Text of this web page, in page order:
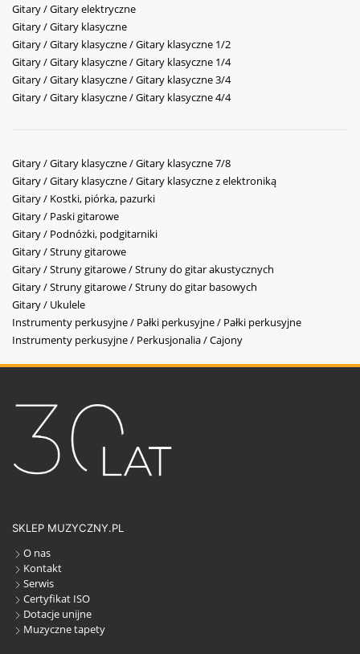
Gitary / Gitary elektryczne
Gitary / Gitary klasyczne
Gitary / Gitary klasyczne / Gitary klasyczne 1/2
Gitary / Gitary klasyczne / Gitary klasyczne 1/4
Gitary / Gitary klasyczne / Gitary klasyczne 3/4
Gitary / Gitary klasyczne / Gitary klasyczne 4/4
Gitary / Gitary klasyczne / Gitary klasyczne 7/8
Gitary / Gitary klasyczne / Gitary klasyczne z elektroniką
Gitary / Kostki, piórka, pazurki
Gitary / Paski gitarowe
Gitary / Podnóżki, podgitarniki
Gitary / Struny gitarowe
Gitary / Struny gitarowe / Struny do gitar akustycznych
Gitary / Struny gitarowe / Struny do gitar basowych
Gitary / Ukulele
Instrumenty perkusyjne / Pałki perkusyjne / Pałki perkusyjne
Instrumenty perkusyjne / Perkusjonalia / Cajony
SKLEP MUZYCZNY.PL
O nas
Kontakt
Serwis
Certyfikat ISO
Dotacje unijne
Muzyczne tapety